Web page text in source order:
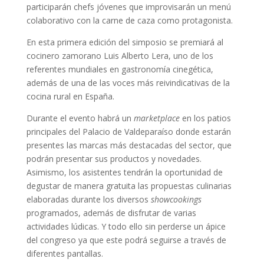
participarán chefs jóvenes que improvisarán un menú
colaborativo con la carne de caza como protagonista.
En esta primera edición del simposio se premiará al
cocinero zamorano Luis Alberto Lera, uno de los
referentes mundiales en gastronomía cinegética,
además de una de las voces más reivindicativas de la
cocina rural en España.
Durante el evento habrá un marketplace en los patios
principales del Palacio de Valdeparaíso donde estarán
presentes las marcas más destacadas del sector, que
podrán presentar sus productos y novedades.
Asimismo, los asistentes tendrán la oportunidad de
degustar de manera gratuita las propuestas culinarias
elaboradas durante los diversos showcookings
programados, además de disfrutar de varias
actividades lúdicas. Y todo ello sin perderse un ápice
del congreso ya que este podrá seguirse a través de
diferentes pantallas.